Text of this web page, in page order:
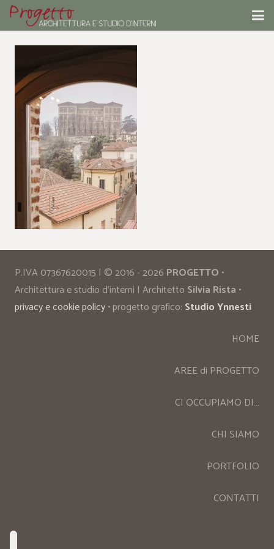
P.IVA 07367620015 | © 2016 - 2026 PROGETTO •
Architettura e studio d’interni | Architetto Silvia Rista •
privacy e cookie policy• progetto grafico: Studio Ynnesti
HOME
AREE di PROGETTO
CI OCCUPIAMO DI…
CHI SIAMO
PORTFOLIO
CONTATTI